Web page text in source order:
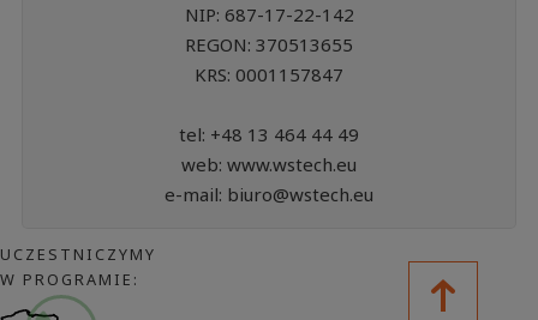
NIP: 687-17-22-142
REGON: 370513655
KRS: 0001157847
tel: +48 13 464 44 49
web: www.wstech.eu
e-mail: biuro@wstech.eu
UCZESTNICZYMY
W PROGRAMIE: